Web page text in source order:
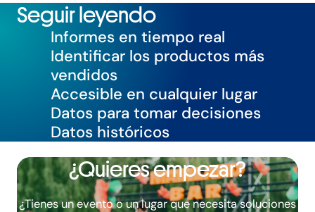
Seguir leyendo
Informes en tiempo real
Identificar los productos más
vendidos
Accesible en cualquier lugar
Datos para tomar decisiones
Datos históricos
¿Quieres empezar?
¿Tienes un evento o un lugar que necesita soluciones